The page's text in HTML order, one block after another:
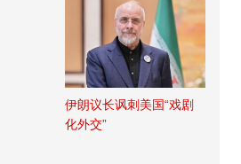
伊朗议长讽刺美国“戏剧
化外交”